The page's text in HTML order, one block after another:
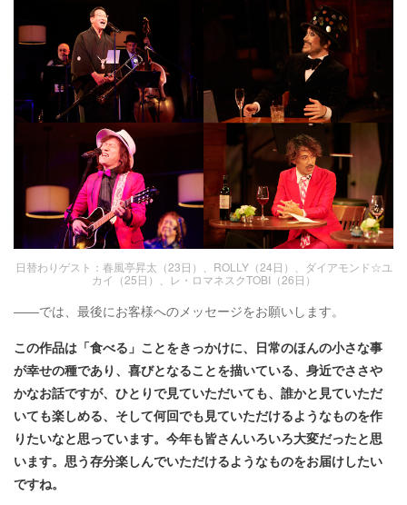
日替わりゲスト：春風亭昇太（23日）、ROLLY（24日）、ダイアモンド☆ユ
カイ（25日）、レ・ロマネスクTOBI（26日）
――では、最後にお客様へのメッセージをお願いします。
この作品は「食べる」ことをきっかけに、日常のほんの小さな事
が幸せの種であり、喜びとなることを描いている、身近でささや
かなお話ですが、ひとりで見ていただいても、誰かと見ていただ
いても楽しめる、そして何回でも見ていただけるようなものを作
りたいなと思っています。今年も皆さんいろいろ大変だったと思
います。思う存分楽しんでいただけるようなものをお届けしたい
ですね。